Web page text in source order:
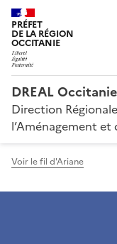
PRÉFET
DE LA RÉGION
OCCITANIE
DREAL Occitanie
Direction
l’Aménagement
Voir le fil d'Ariane